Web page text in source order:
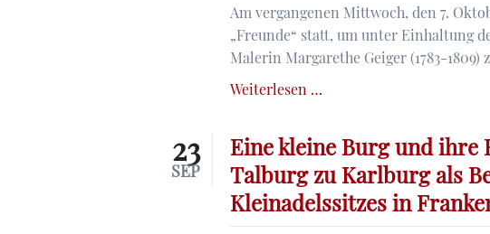
Am vergangenen Mittwoch, den 7.
„Freunde“ statt, um unter Einhaltung
Malerin Margarethe Geiger (1783-1809)
Weiterlesen …
1809).
Eine
unvollendete
Malerin
23
SEP
Eine kleine Burg und ihre
Talburg zu Karlburg als
Kleinadelssitzes in